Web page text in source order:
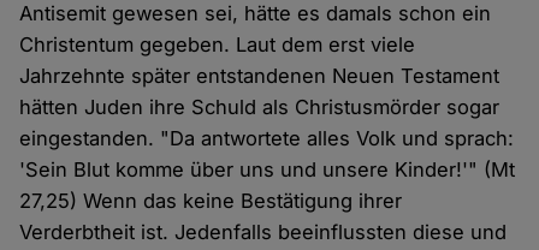
Antisemit gewesen sei, hätte es damals schon ein
Christentum gegeben. Laut dem erst viele
Jahrzehnte später entstandenen Neuen Testament
hätten Juden ihre Schuld als Christusmörder sogar
eingestanden. "Da antwortete alles Volk und sprach:
'Sein Blut komme über uns und unsere Kinder!'" (Mt
27,25) Wenn das keine Bestätigung ihrer
Verderbtheit ist. Jedenfalls beeinflussten diese und